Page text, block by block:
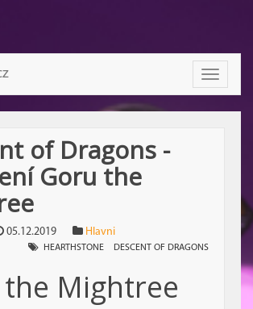
Toggle
of Dragons -
Goru the
05.12.2019 Hlavni
HEARTHSTONE DESCENT OF DRAGONS
Mightree